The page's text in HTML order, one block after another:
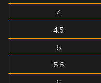
4
4.5
5
5.5